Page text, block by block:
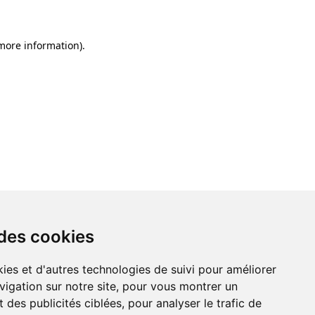
cookies
et d'autres technologies de suivi pour améliorer
sur notre site, pour vous montrer un
des publicités ciblées, pour analyser le trafic de
information).